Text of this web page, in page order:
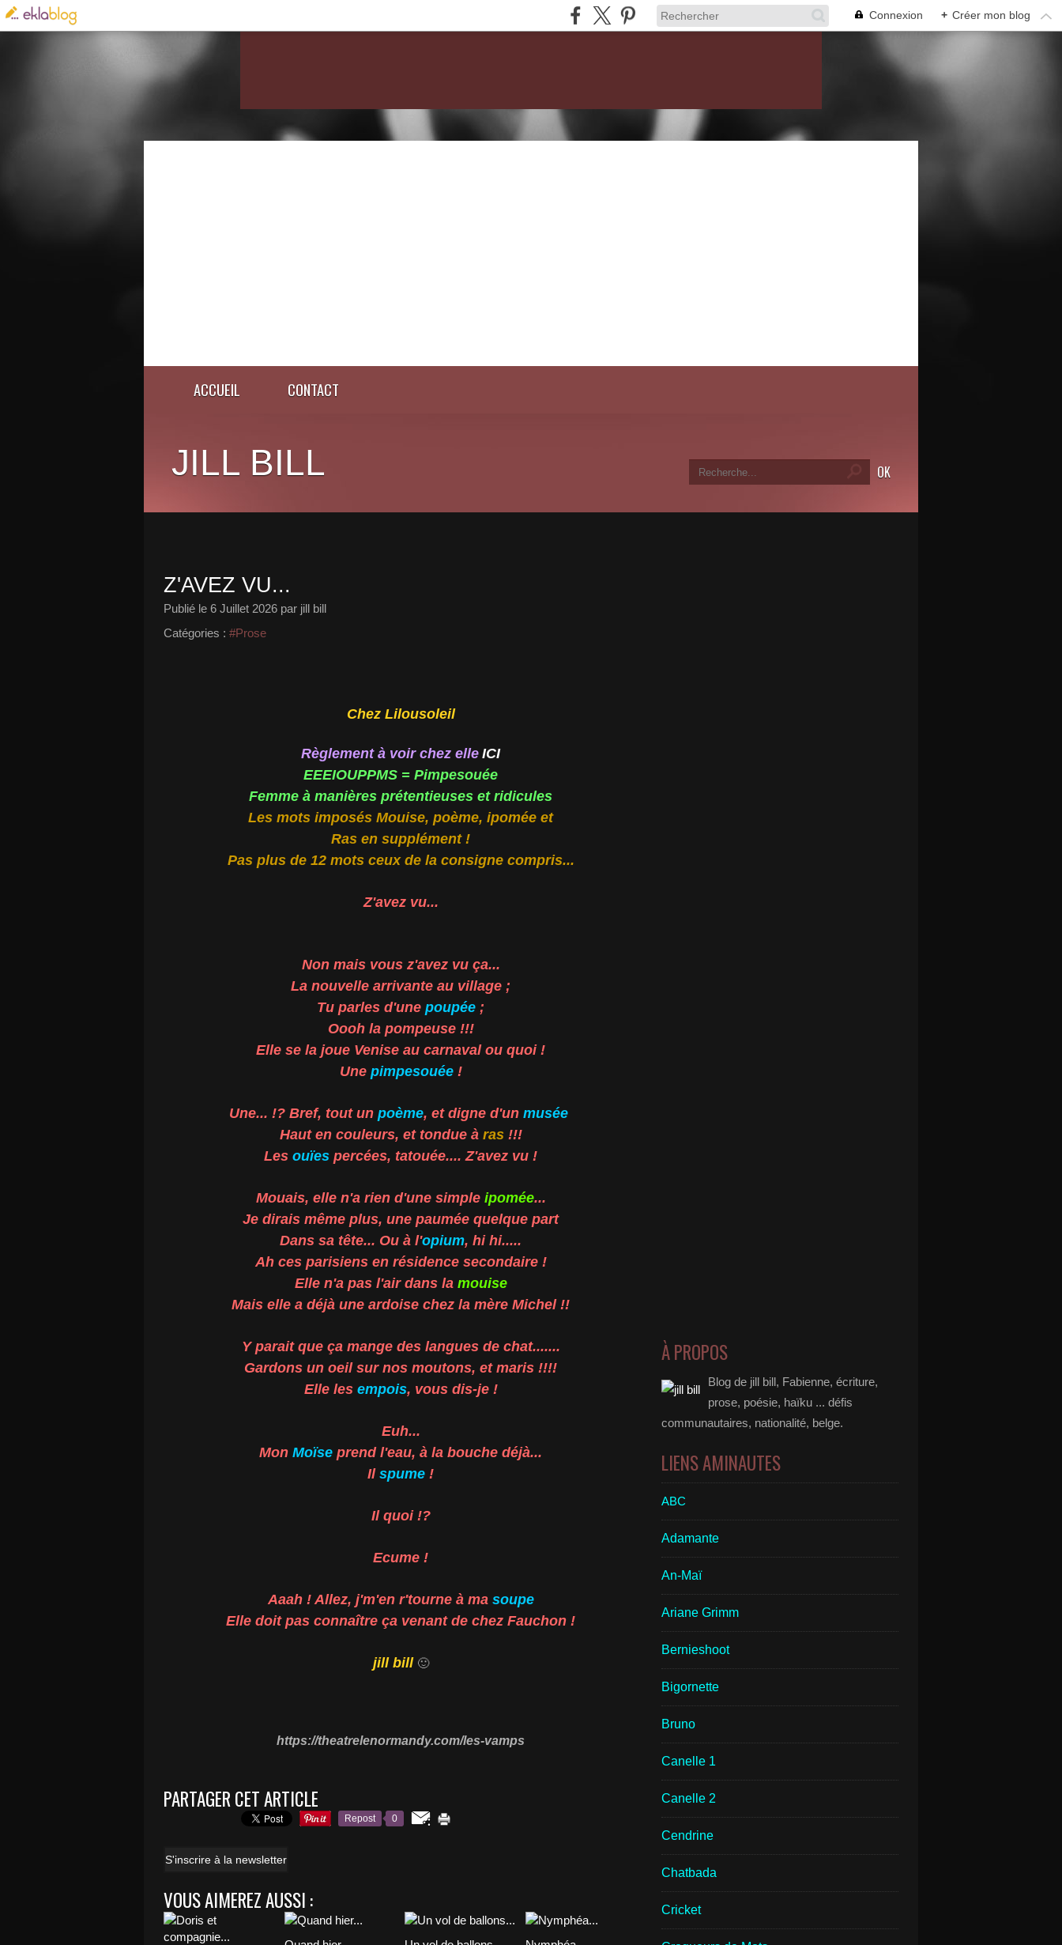
Connexion + Créer mon blog
ACCUEIL CONTACT
JILL BILL
Z'AVEZ VU...
Publié le 6 Juillet 2026 par jill bill
Catégories : #Prose
Chez Lilousoleil
Règlement à voir chez elle ICI
EEEIOUPPMS = Pimpesouée
Femme à manières prétentieuses et ridicules
Les mots imposés Mouise, poème, ipomée et
Ras en supplément !
Pas plus de 12 mots ceux de la consigne compris...
Z'avez vu...
Non mais vous z'avez vu ça...
La nouvelle arrivante au village ;
Tu parles d'une poupée ;
Oooh la pompeuse !!!
Elle se la joue Venise au carnaval ou quoi !
Une pimpesouée!
Une... !? Bref, tout un poème, et digne d'un musée
Haut en couleurs, et tondue à ras!!!
Les ouïes percées, tatouée.... Z'avez vu !
Mouais, elle n'a rien d'une simple ipomée...
Je dirais même plus, une paumée quelque part
Dans sa tête... Ou à l'opium, hi hi.....
Ah ces parisiens en résidence secondaire !
Elle n'a pas l'air dans la mouise
Mais elle a déjà une ardoise chez la mère Michel !!
Y parait que ça mange des langues de chat.......
Gardons un oeil sur nos moutons, et maris !!!!
Elle les empois, vous dis-je !
Euh...
Mon Moïse prend l'eau, à la bouche déjà...
Il spume !
Il quoi !?
Ecume !
Aaah ! Allez, j'm'en r'tourne à ma soupe
Elle doit pas connaître ça venant de chez Fauchon !
jill bill 🙂
https://theatrelenormandy.com/les-vamps
PARTAGER CET ARTICLE
Repost 0
S'inscrire à la newsletter
VOUS AIMEREZ AUSSI :
À PROPOS
Blog de jill bill, Fabienne, écriture,
prose, poésie, haïku ... défis
communautaires, nationalité, belge.
LIENS AMINAUTES
ABC
Adamante
An-Maï
Ariane Grimm
Bernieshoot
Bigornette
Bruno
Canelle 1
Canelle 2
Cendrine
Chatbada
Cricket